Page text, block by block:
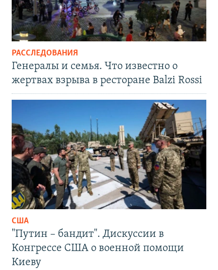
РАССЛЕДОВАНИЯ
Генералы и семья. Что известно о
жертвах взрыва в ресторане Balzi Rossi
США
"Путин – бандит". Дискуссии в
Конгрессе США о военной помощи
Киеву